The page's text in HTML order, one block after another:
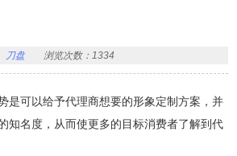
刀盘 浏览次数：1334
是可以给予代理商想要的形象定制方案，并
知名度，从而使更多的目标消费者了解到代